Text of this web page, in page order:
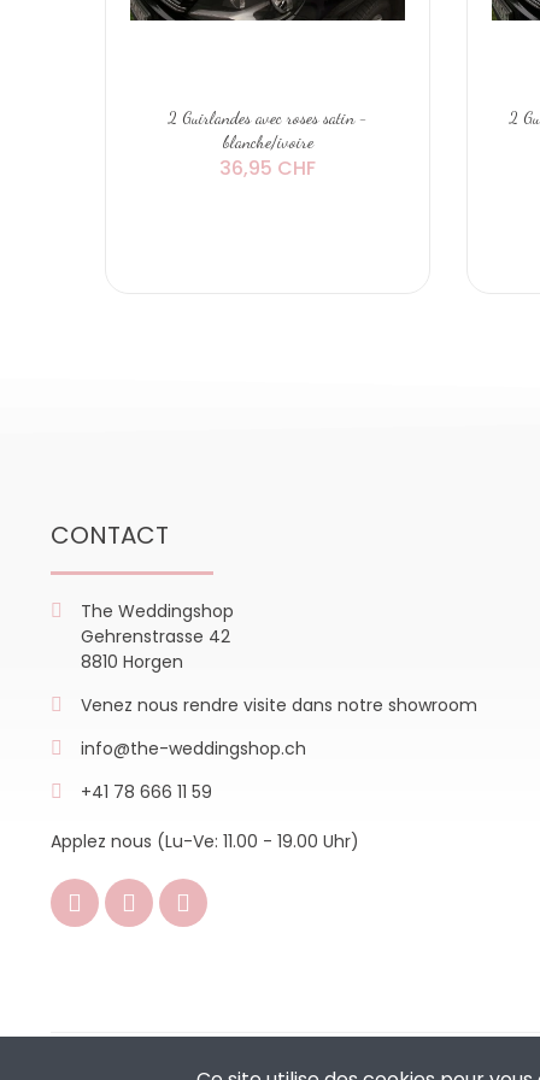
2 Guirlandes avec roses satin -
blanche/ivoire
36,95 CHF
2
CONTACT
The Weddingshop
Gehrenstrasse 42
8810 Horgen
Venez nous rendre visite dans notre showroom
info@the-weddingshop.ch
+41 78 666 11 59
Applez nous (Lu-Ve: 11.00 - 19.00 Uhr)